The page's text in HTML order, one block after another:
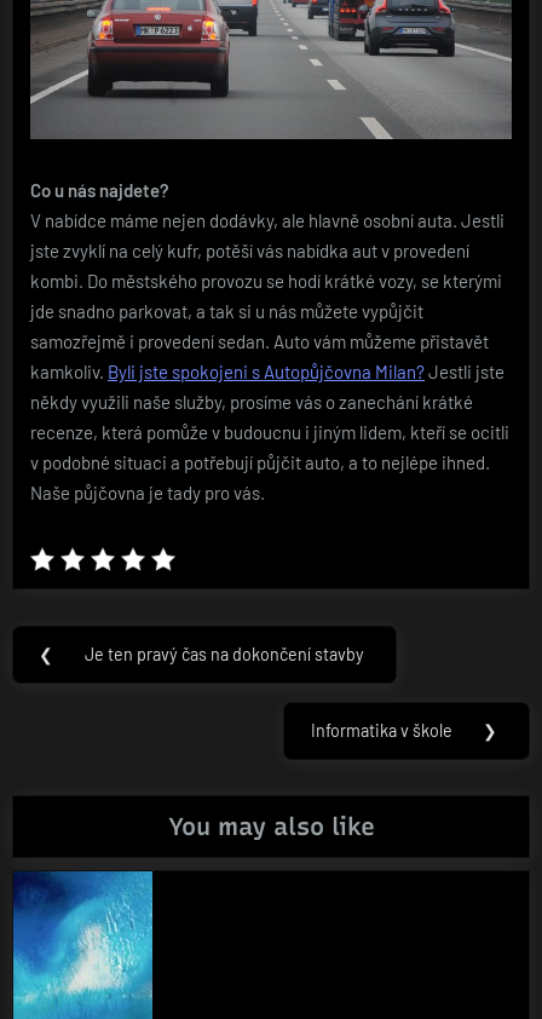
Co u nás najdete?
V nabídce máme nejen dodávky, ale hlavně osobní auta. Jestli
jste zvyklí na celý kufr, potěší vás nabídka aut v provedení
kombi. Do městského provozu se hodí krátké vozy, se kterými
jde snadno parkovat, a tak si u nás můžete vypůjčit
samozřejmě i provedení sedan. Auto vám můžeme přistavět
kamkoliv. Byli jste spokojeni s Autopůjčovna Milan?Jestli jste
někdy využili naše služby, prosíme vás o zanechání krátké
recenze, která pomůže v budoucnu i jiným lidem, kteří se ocitli
v podobné situaci a potřebují půjčit auto, a to nejlépe ihned.
Naše půjčovna je tady pro vás.
Navigace
pro
❮
Previous
Je ten pravý čas na dokončení stavby
Next
Informatika v škole ❯
You may also like